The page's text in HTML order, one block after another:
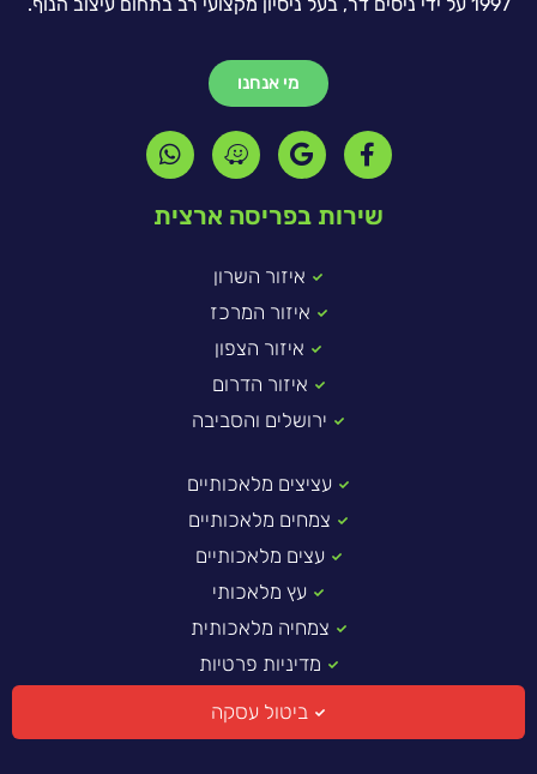
מי אנחנו
שירות בפריסה ארצית
איזור השרון
איזור המרכז
איזור הצפון
איזור הדרום
ירושלים והסביבה
עציצים מלאכותיים
צמחים מלאכותיים
עצים מלאכותיים
עץ מלאכותי
צמחיה מלאכותית
מדיניות פרטיות
ביטול עסקה